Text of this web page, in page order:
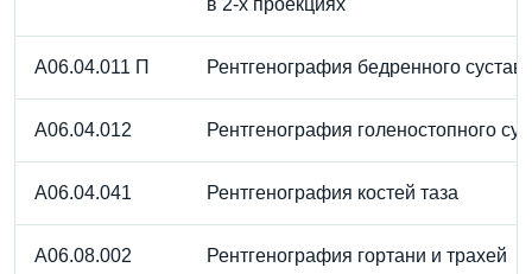
A06.04.011 П Рентгенография бедренного
A06.04.012 Рентгенография голеностопного
A06.04.041 Рентгенография костей таза
A06.08.002 Рентгенография гортани и трахей